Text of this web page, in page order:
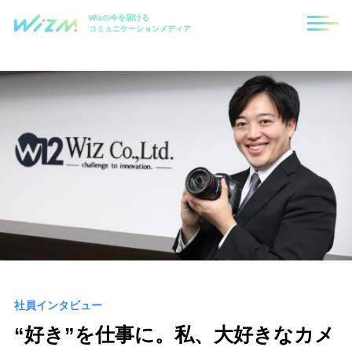
Wizの今を届ける
コミュニケーションメディア
社員インタビュー
“好き”を仕事に。私、大好きなカメ